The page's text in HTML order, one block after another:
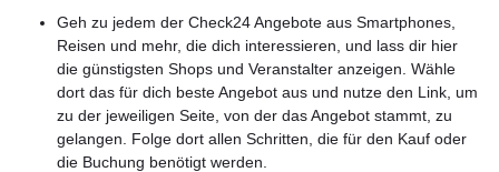
Geh zu jedem der Check24 Angebote aus Smartphones,
Reisen und mehr, die dich interessieren, und lass dir hier
die günstigsten Shops und Veranstalter anzeigen. Wähle
dort das für dich beste Angebot aus und nutze den Link, um
zu der jeweiligen Seite, von der das Angebot stammt, zu
gelangen. Folge dort allen Schritten, die für den Kauf oder
die Buchung benötigt werden.